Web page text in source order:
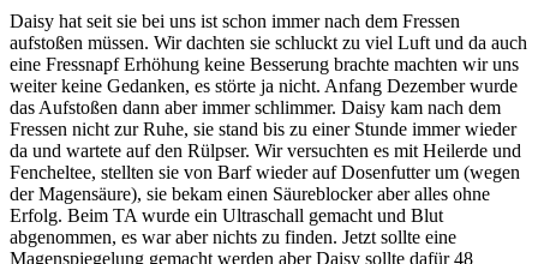
Daisy hat seit sie bei uns ist schon immer nach dem Fressen
aufstoßen müssen. Wir dachten sie schluckt zu viel Luft und da auch
eine Fressnapf Erhöhung keine Besserung brachte machten wir uns
weiter keine Gedanken, es störte ja nicht. Anfang Dezember wurde
das Aufstoßen dann aber immer schlimmer. Daisy kam nach dem
Fressen nicht zur Ruhe, sie stand bis zu einer Stunde immer wieder
da und wartete auf den Rülpser. Wir versuchten es mit Heilerde und
Fencheltee, stellten sie von Barf wieder auf Dosenfutter um (wegen
der Magensäure), sie bekam einen Säureblocker aber alles ohne
Erfolg. Beim TA wurde ein Ultraschall gemacht und Blut
abgenommen, es war aber nichts zu finden. Jetzt sollte eine
Magenspiegelung gemacht werden aber Daisy sollte dafür 48